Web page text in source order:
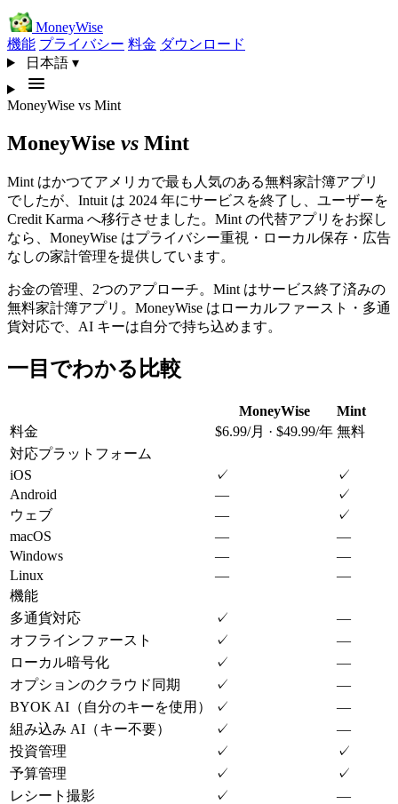
MoneyWise
機能 プライバシー 料金 ダウンロード
日本語 ▾
MoneyWise vs Mint
MoneyWise vs Mint
Mint はかつてアメリカで最も人気のある無料家計簿アプリ
でしたが、Intuit は 2024 年にサービスを終了し、ユーザーを
Credit Karma へ移行させました。Mint の代替アプリをお探し
なら、MoneyWise はプライバシー重視・ローカル保存・広告
なしの家計管理を提供しています。
お金の管理、2つのアプローチ。Mint はサービス終了済みの
無料家計簿アプリ。MoneyWise はローカルファースト・多通
貨対応で、AI キーは自分で持ち込めます。
一目でわかる比較
MoneyWise
Mint
料金
$6.99/月 · $49.99/年 無料
対応プラットフォーム
iOS
✓
✓
Android
—
✓
ウェブ
—
✓
macOS
—
—
Windows
—
—
Linux
—
—
機能
多通貨対応
✓
—
オフラインファースト
✓
—
ローカル暗号化
✓
—
オプションのクラウド同期
✓
—
BYOK AI（自分のキーを使用）
✓
—
組み込み AI（キー不要）
✓
—
投資管理
✓
✓
予算管理
✓
✓
レシート撮影
✓
—